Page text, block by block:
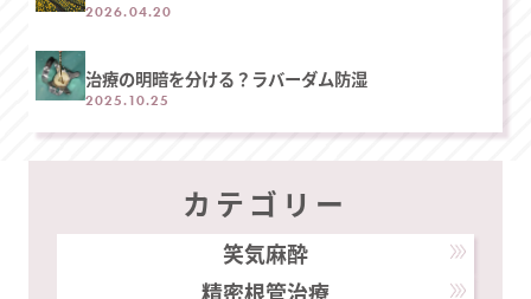
2026.04.20
治療の明暗を分ける？ラバーダム防湿
2025.10.25
カテゴリー
笑気麻酔
精密根管治療